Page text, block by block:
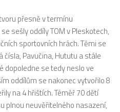
přesně v termínu
sešly oddíly TOM v Pleskotech,
sportovních hrách. Těmi se
čísla, Pavučina, Hututu a stále
dopoledne se tedy neslo ve
oddílům se nakonec vytvořilo 8
na 4 hřištích. Téměř 70 dětí
plnou neuvěřitelného nasazení,